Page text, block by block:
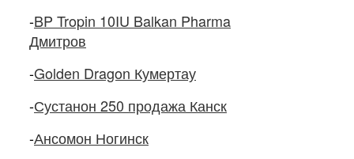
-BP Tropin 10IU Balkan Pharma
Дмитров
-Golden Dragon Кумертау
-Сустанон 250 продажа Канск
-Ансомон Ногинск